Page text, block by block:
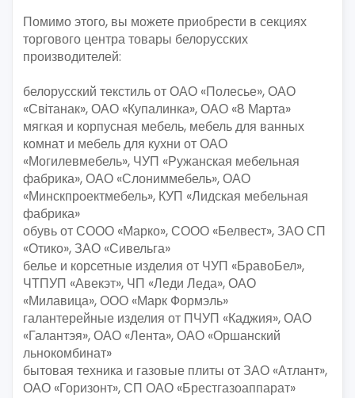
Помимо этого, вы можете приобрести в секциях
торгового центра товары белорусских
производителей:
белорусский текстиль от ОАО «Полесье», ОАО
«Свiтанак», ОАО «Купалинка», ОАО «8 Марта»
мягкая и корпусная мебель, мебель для ванных
комнат и мебель для кухни от ОАО
«Могилевмебель», ЧУП «Ружанская мебельная
фабрика», ОАО «Слониммебель», ОАО
«Минскпроектмебель», КУП «Лидская мебельная
фабрика»
обувь от СООО «Марко», СООО «Белвест», ЗАО СП
«Отико», ЗАО «Сивельга»
белье и корсетные изделия от ЧУП «БравоБел»,
ЧТПУП «Авекэт», ЧП «Леди Леда», ОАО
«Милавица», ООО «Марк Формэль»
галантерейные изделия от ПЧУП «Каджия», ОАО
«Галантэя», ОАО «Лента», ОАО «Оршанский
льнокомбинат»
бытовая техника и газовые плиты от ЗАО «Атлант»,
ОАО «Горизонт», СП ОАО «Брестгазоаппарат»